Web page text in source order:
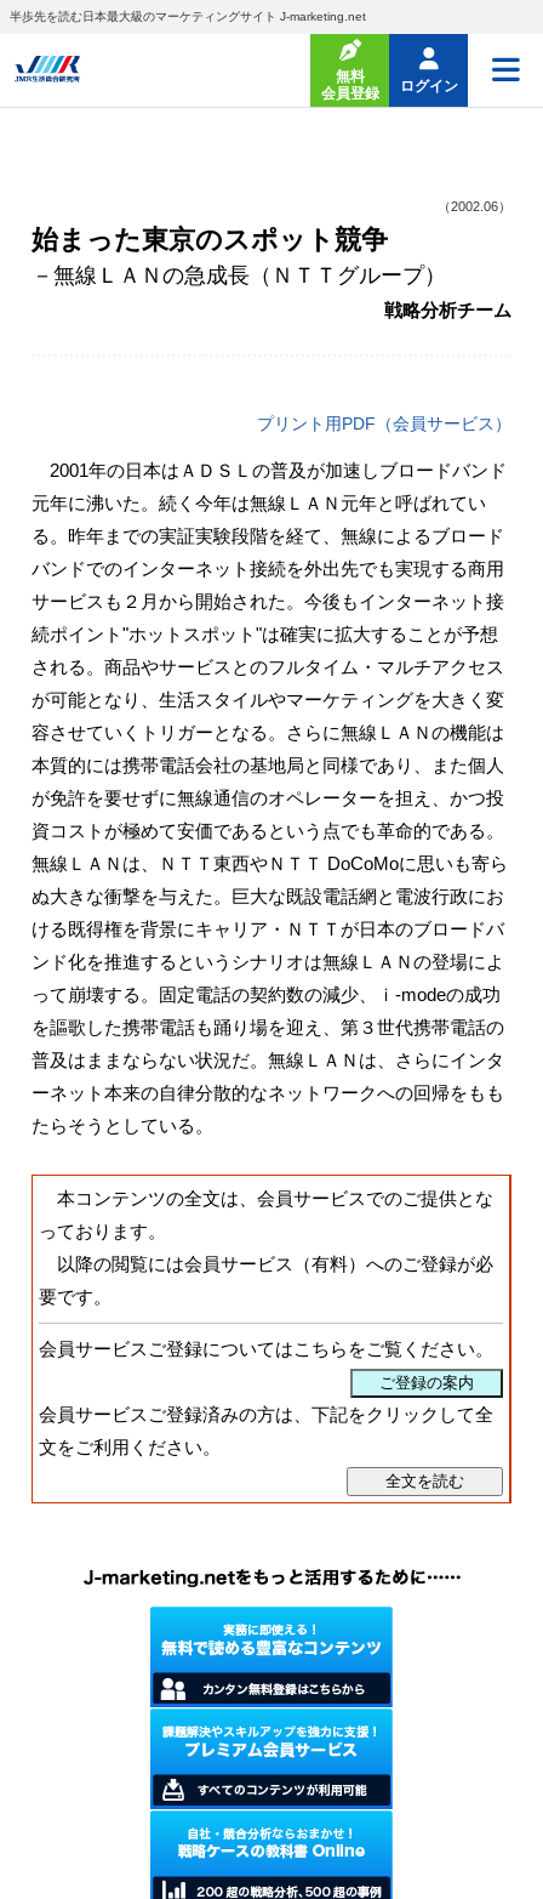
半歩先を読む日本最大級のマーケティングサイト J-marketing.net
無料
会員登録
ログイン
（2002.06）
始まった東京のスポット競争
－無線ＬＡＮの急成長（ＮＴＴグループ）
戦略分析チーム
プリント用PDF（会員サービス）
2001年の日本はＡＤＳＬの普及が加速しブロードバンド
元年に沸いた。続く今年は無線ＬＡＮ元年と呼ばれてい
る。昨年までの実証実験段階を経て、無線によるブロード
バンドでのインターネット接続を外出先でも実現する商用
サービスも２月から開始された。今後もインターネット接
続ポイント"ホットスポット"は確実に拡大することが予想
される。商品やサービスとのフルタイム・マルチアクセス
が可能となり、生活スタイルやマーケティングを大きく変
容させていくトリガーとなる。さらに無線ＬＡＮの機能は
本質的には携帯電話会社の基地局と同様であり、また個人
が免許を要せずに無線通信のオペレーターを担え、かつ投
資コストが極めて安価であるという点でも革命的である。
無線ＬＡＮは、ＮＴＴ東西やＮＴＴ DoCoMoに思いも寄ら
ぬ大きな衝撃を与えた。巨大な既設電話網と電波行政にお
ける既得権を背景にキャリア・ＮＴＴが日本のブロードバ
ンド化を推進するというシナリオは無線ＬＡＮの登場によ
って崩壊する。固定電話の契約数の減少、ｉ-modeの成功
を謳歌した携帯電話も踊り場を迎え、第３世代携帯電話の
普及はままならない状況だ。無線ＬＡＮは、さらにインタ
ーネット本来の自律分散的なネットワークへの回帰をもも
たらそうとしている。
本コンテンツの全文は、会員サービスでのご提供とな
っております。
以降の閲覧には会員サービス（有料）へのご登録が必
要です。
会員サービスご登録についてはこちらをご覧ください。
会員サービスご登録済みの方は、下記をクリックして全
文をご利用ください。